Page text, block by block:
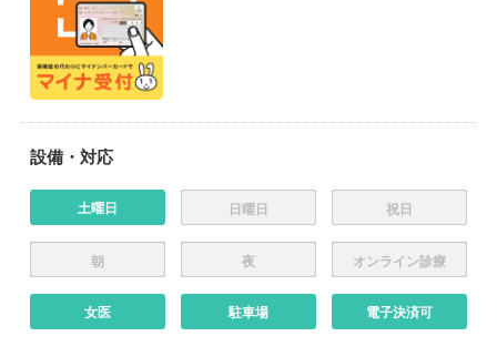
設備・対応
土曜日 日曜日 祝日
朝 夜 オンライン診療
女医 駐車場 電子決済可